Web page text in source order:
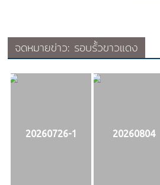
จดหมายข่าว: รอบรั้วขาวแดง
20260726-1 20260804